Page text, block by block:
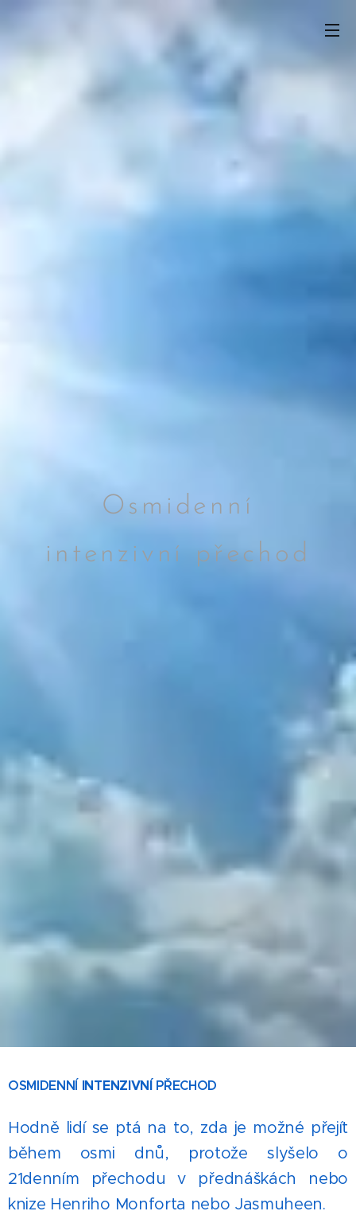
Osmidenní
intenzivní přechod
OSMIDENNÍ INTENZIVNÍPŘECHOD
Hodně lidí se ptá na to, zda je možné přejít
během osmi dnů, protože slyšelo o
21denním přechodu v přednáškách nebo
knize Henriho Monforta nebo Jasmuheen.